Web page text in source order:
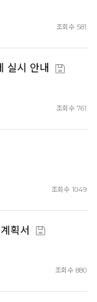
조회수 581
실시 안내
조회수 761
조회수 1049
획서
조회수 880